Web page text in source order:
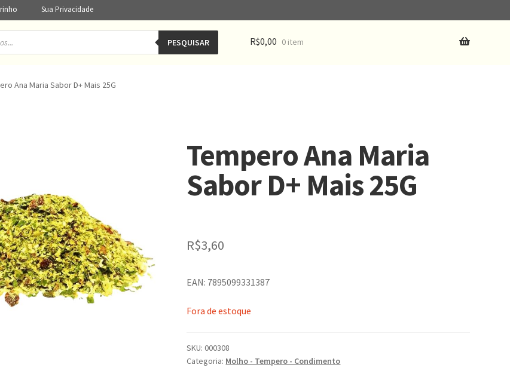
Sua Privacidade
PESQUISAR R$0,00 0 item
Ana Maria Sabor D+ Mais 25G
Tempero Ana Maria
Sabor D+ Mais 25G
R$3,60
EAN: 7895099331387
Fora de estoque
SKU:000308
Categoria: Molho - Tempero - Condimento